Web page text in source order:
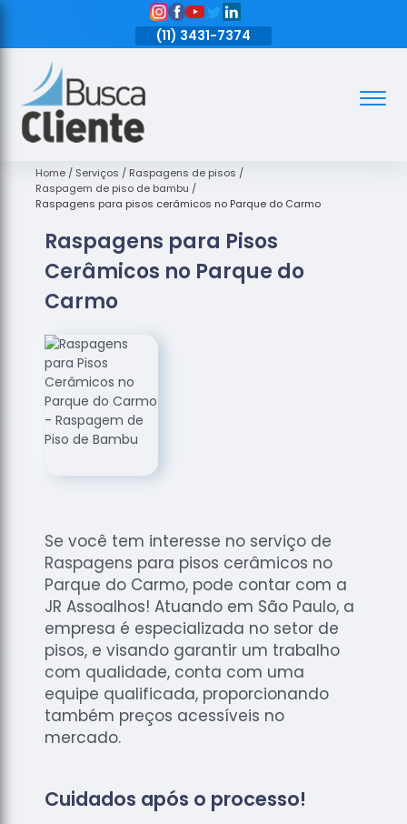
(11) 3431-7374
Assoalhos
de Madeira
Decks de
Empresas
de
Assoalhos
de Madeira
Loja de
Assoalhos
Raspagem
de
Assoalhos
de Tacos
de
Madeiras
Raspagens
de Pisos
Tacos de
Madeiras
Home Serviços
Raspagens de pisos
Raspagem de piso de bambu
Raspagens para pisos cerâmicos no Parque do Carmo
Raspagens para Pisos
Cerâmicos no Parque do
Carmo
Se você tem interesse no serviço de
Raspagens para pisos cerâmicos no
Parque do Carmo, pode contar com a
JR Assoalhos! Atuando em São Paulo, a
empresa é especializada no setor de
pisos, e visando garantir um trabalho
com qualidade, conta com uma
equipe qualificada, proporcionando
também preços acessíveis no
mercado.
Cuidados após o processo!